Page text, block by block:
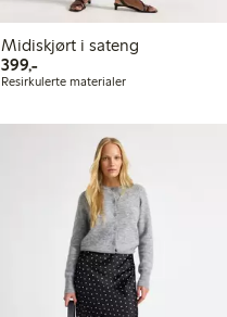
Midiskjørt i sateng
399,-399,00 kr
Resirkulerte materialer